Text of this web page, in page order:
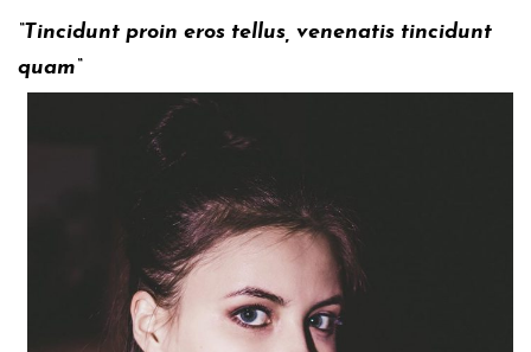
“Tincidunt proin eros tellus, venenatis tincidunt
quam“